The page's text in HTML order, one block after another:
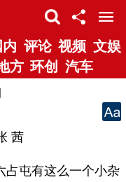
内 评论 视频 文娱
方 环创 汽车
茜
屯有这么一个小杂